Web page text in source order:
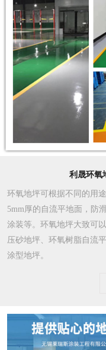
利晟环氧
环氧地坪可根据不同的用
5mm厚的自流平地面，防
涂装等。环氧地坪大致可
压砂地坪、环氧树脂自流
涂型地坪。